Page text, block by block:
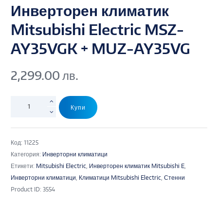
Инверторен климатик
Mitsubishi Electric MSZ-
AY35VGK + MUZ-AY35VG
2,299.00лв.
Купи
Код:11225
Категория: Инверторни климатици
Етикети: Mitsubishi Electric, Инверторен климатик Mitsubishi E,
Инверторни климатици, Климатици Mitsubishi Electric,Стенни
Product ID:3554